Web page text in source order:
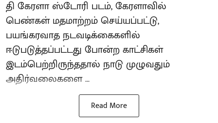
தி கேரளா ஸ்டோரி படம், கேரளாவில்
பெண்கள் மதமாற்றம் செய்யப்பட்டு,
பயங்கரவாத நடவடிக்கைகளில்
ஈடுபடுத்தப்பட்டது போன்ற காட்சிகள்
இடம்பெற்றிருந்ததால் நாடு முழுவதும்
அதிர்வலைகளை ...
Read More